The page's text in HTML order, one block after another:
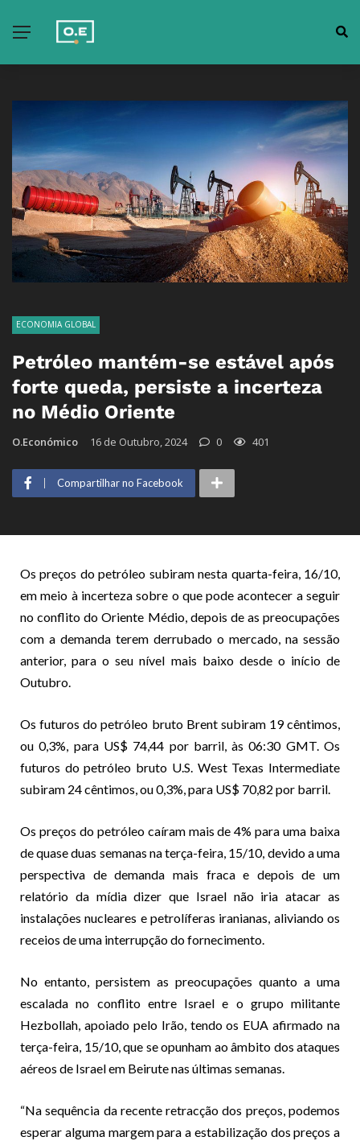
ECONOMIA GLOBAL
Petróleo mantém-se estável após
forte queda, persiste a incerteza
no Médio Oriente
O.Económico 16 de Outubro, 2024 0 401
Compartilhar no Facebook
Os preços do petróleo subiram nesta quarta-feira, 16/10,
em meio à incerteza sobre o que pode acontecer a seguir
no conflito do Oriente Médio, depois de as preocupações
com a demanda terem derrubado o mercado, na sessão
anterior, para o seu nível mais baixo desde o início de
Outubro.
Os futuros do petróleo bruto Brent subiram 19 cêntimos,
ou 0,3%, para US$ 74,44 por barril, às 06:30 GMT. Os
futuros do petróleo bruto U.S. West Texas Intermediate
subiram 24 cêntimos, ou 0,3%, para US$ 70,82 por barril.
Os preços do petróleo caíram mais de 4% para uma baixa
de quase duas semanas na terça-feira, 15/10, devido a uma
perspectiva de demanda mais fraca e depois de um
relatório da mídia dizer que Israel não iria atacar as
instalações nucleares e petrolíferas iranianas, aliviando os
receios de uma interrupção do fornecimento.
No entanto, persistem as preocupações quanto a uma
escalada no conflito entre Israel e o grupo militante
Hezbollah, apoiado pelo Irão, tendo os EUA afirmado na
terça-feira, 15/10, que se opunham ao âmbito dos ataques
aéreos de Israel em Beirute nas últimas semanas.
“Na sequência da recente retracção dos preços, podemos
esperar alguma margem para a estabilização dos preços a